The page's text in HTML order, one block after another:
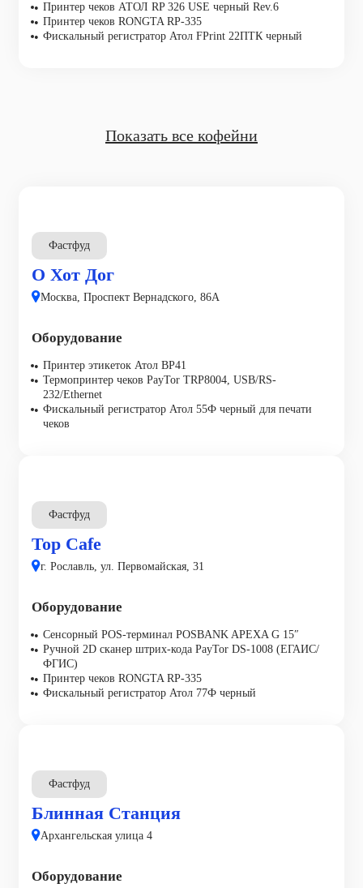
Принтер чеков АТОЛ RP 326 USE черный Rev.6
Принтер чеков RONGTA RP-335
Фискальный регистратор Атол FPrint 22ПТК черный
Показать все кофейни
Фастфуд
О Хот Дог
Москва, Проспект Вернадского, 86А
Оборудование
Принтер этикеток Атол ВР41
Термопринтер чеков PayTor TRP8004, USB/RS-
232/Ethernet
Фискальный регистратор Атол 55Ф черный для печати
чеков
Фастфуд
Top Cafe
г. Рославль, ул. Первомайская, 31
Оборудование
Сенсорный POS-терминал POSBANK APEXA G 15″
Ручной 2D сканер штрих-кода PayTor DS-1008 (ЕГАИС/
ФГИС)
Принтер чеков RONGTA RP-335
Фискальный регистратор Атол 77Ф черный
Фастфуд
Блинная Станция
Архангельская улица 4
Оборудование